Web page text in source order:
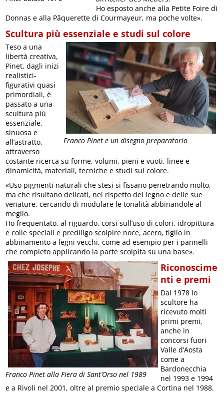
Ho esposto anche alla Petite Foire di
Donnas e alla Pâquerette di Courmayeur, ma poche volte».
Scultura più essenziale e studi sul colore
Franco Pinet e un disegno preparatorio
Teso a una
libertà creativa,
Pinet, dagli inizi
realistici-
figurativi quasi
primordiali, è
passato a una
scultura più
essenziale,
sinuosa e
all’astratto,
attraverso
costante ricerca su forme, volumi, pieni e vuoti, linee e
dinamicità, materiali, tecniche e studi sul colore.
«Uso pigmenti naturali che stesi si fissano penetrando molto,
ma che risultano delicati, nel rispetto del legno e delle sue
venature, cercando di modulare le tonalità abbinandole al
meglio.
Ho frequentato, al riguardo, corsi sull’uso di colori, idropittura
e colle speciali e prediligo scolpire noce, acero, tiglio in
abbinamento a legni vecchi, come ad esempio per i pannelli
che completo applicando la parte scolpita su una base».
Franco Pinet alla Fiera di Sant’Orso nel 1989
Riconoscime
nti e premi
Dal 1978 lo
scultore ha
ricevuto molti
primi premi,
anche in
concorsi fuori
Valle d’Aosta
come a
Bardonecchia
nel 1993 e 1994
e a Rivoli nel 2001, oltre al premio speciale a Cortina nel 1988.